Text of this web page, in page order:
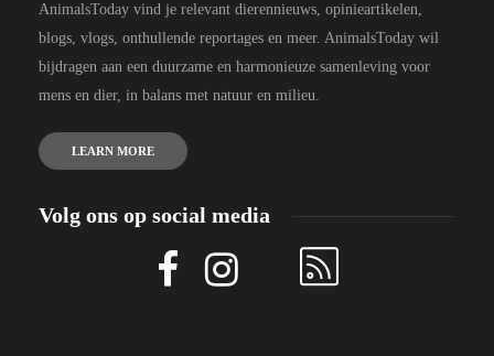
AnimalsToday vind je relevant dierennieuws, opinieartikelen,
blogs, vlogs, onthullende reportages en meer. AnimalsToday wil
bijdragen aan een duurzame en harmonieuze samenleving voor
mens en dier, in balans met natuur en milieu.
LEARN MORE
Volg ons op social media